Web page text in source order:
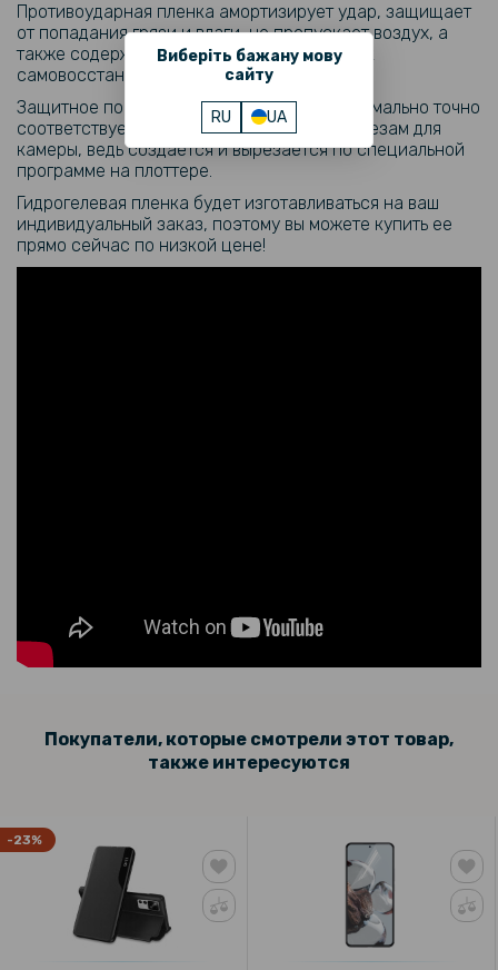
Виберіть бажану мову
сайту
RU UA
Противоударная пленка амортизирует удар, защищает
от попадания грязи и влаги, не пропускает воздух, а
также содержит уникальную способность к
самовосстановлению от мелких царапин.
Защитное покрытие дляXiaomi 12T
максимально точно
соответствует размерам поверхности, вырезам для
камеры, ведь создается и вырезается по специальной
программе на плоттере.
Гидрогелевая пленка будет изготавливаться на ваш
индивидуальный заказ, поэтому вы можете купить ее
прямо сейчас по низкой цене!
Покупатели, которые смотрели этот товар,
также интересуются
-23%